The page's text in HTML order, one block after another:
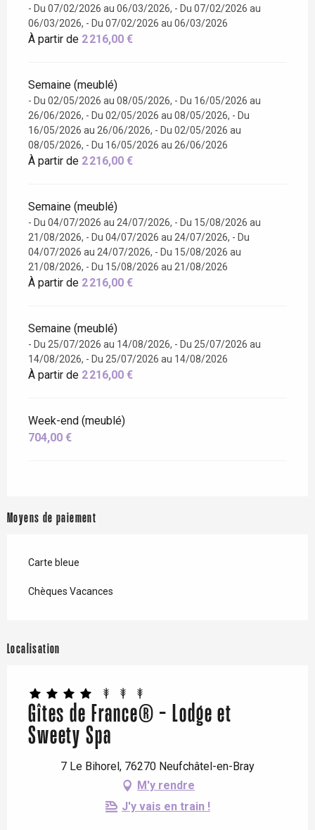
- Du 07/02/2026 au 06/03/2026, - Du 07/02/2026 au
06/03/2026, - Du 07/02/2026 au 06/03/2026
À partir de 2 216,00 €
Semaine (meublé)
- Du 02/05/2026 au 08/05/2026, - Du 16/05/2026 au
26/06/2026, - Du 02/05/2026 au 08/05/2026, - Du
16/05/2026 au 26/06/2026, - Du 02/05/2026 au
08/05/2026, - Du 16/05/2026 au 26/06/2026
À partir de 2 216,00 €
Semaine (meublé)
- Du 04/07/2026 au 24/07/2026, - Du 15/08/2026 au
21/08/2026, - Du 04/07/2026 au 24/07/2026, - Du
04/07/2026 au 24/07/2026, - Du 15/08/2026 au
21/08/2026, - Du 15/08/2026 au 21/08/2026
À partir de 2 216,00 €
Semaine (meublé)
- Du 25/07/2026 au 14/08/2026, - Du 25/07/2026 au
14/08/2026, - Du 25/07/2026 au 14/08/2026
À partir de 2 216,00 €
Week-end (meublé)
704,00 €
Moyens de paiement
Carte bleue
Chèques Vacances
Localisation
Gîtes de France® - Lodge et
Sweety Spa
7 Le Bihorel, 76270 Neufchâtel-en-Bray
M'y rendre
J'y vais en train !